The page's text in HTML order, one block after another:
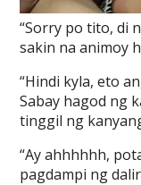
“Sorry po tito, di
sakin na animoy
“Hindi kyla, eto
Sabay hagod ng
tinggil ng
“Ay ahhhhhh,
pagdampi ng